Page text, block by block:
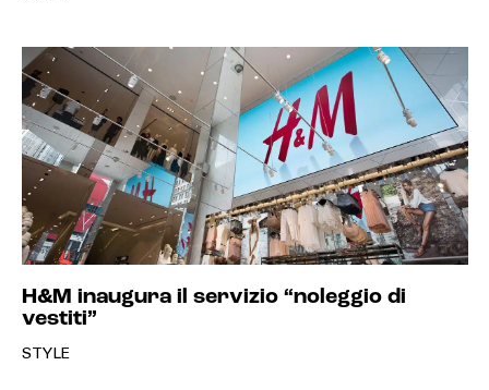
H&M inaugura il servizio “noleggio di
vestiti”
STYLE